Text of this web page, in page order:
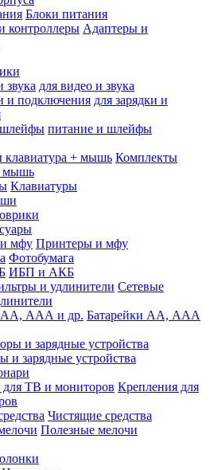
Блоки питания
Адаптеры и
для видео и звука
для зарядки и
питание и шлейфы
Комплекты
мышь
Клавиатуры
Принтеры и мфу
Фотобумага
ИБП и АКБ
Сетевые
Батарейки АА, ААА
и зарядные устройства
Крепления для
Чистящие средства
Полезные мелочи